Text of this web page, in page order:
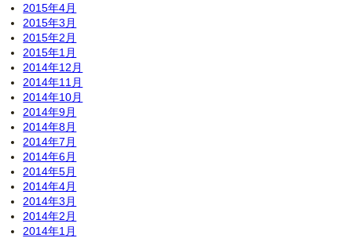
2015年4月
2015年3月
2015年2月
2015年1月
2014年12月
2014年11月
2014年10月
2014年9月
2014年8月
2014年7月
2014年6月
2014年5月
2014年4月
2014年3月
2014年2月
2014年1月